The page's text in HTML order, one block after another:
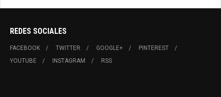
REDES SOCIALES
FACEBOOK TWITTER GOOGLE+
PINTEREST
YOUTUBE
INSTAGRAM RSS